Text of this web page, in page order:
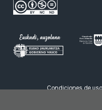
Condiciones de uso